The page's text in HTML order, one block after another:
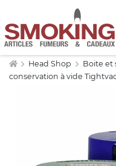
Head Shop Boite et
conservation à vide